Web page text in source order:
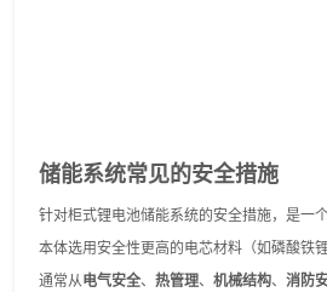
储能系统常见的安全措施
针对柜式锂电池储能系统的安全措施， 是一
本体选用安全性更高的电芯材料（如磷酸铁
通常从电气安全、 热管理、 机械结构、 消防